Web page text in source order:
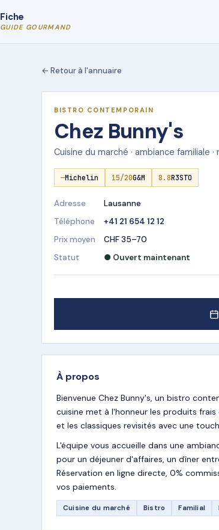
Fiche
GUIDE GOURMAND
← Retour à l'annuaire
★ DÉMO R3STO
BISTRO CONTEMPORAIN
Chez Bunny's
Cuisine du marché · ambiance familiale
—Michelin 15/20G&M 8.8R3STO
Adresse
Lausanne
Téléphone
+41 21 654 12 12
Prix moyen
CHF 35–70
Statut
● Ouvert maintenant
À propos
Bienvenue Chez Bunny's, un bistro
cuisine met à l'honneur les produits
et les classiques revisités avec une
L'équipe vous accueille dans une
pour un déjeuner d'affaires, un dîner
Réservation en ligne directe, 0%
vos paiements.
Cuisine du marché Bistro Familial